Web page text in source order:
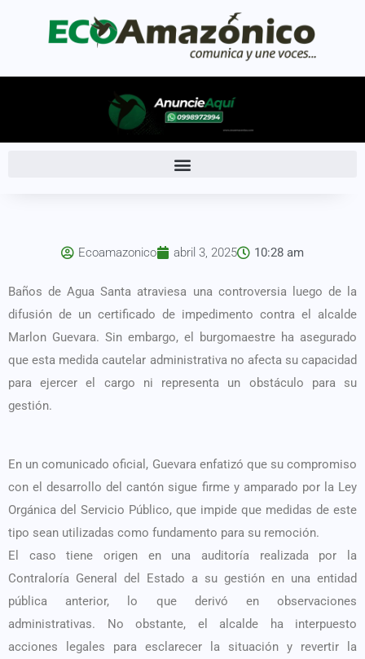
Ecoamazonico abril 3, 2025 10:28 am
Baños de Agua Santa atraviesa una controversia luego de la
difusión de un certificado de impedimento contra el alcalde
Marlon Guevara. Sin embargo, el burgomaestre ha asegurado
que esta medida cautelar administrativa no afecta su capacidad
para ejercer el cargo ni representa un obstáculo para su
gestión.
En un comunicado oficial, Guevara enfatizó que su compromiso
con el desarrollo del cantón sigue firme y amparado por la Ley
Orgánica del Servicio Público, que impide que medidas de este
tipo sean utilizadas como fundamento para su remoción.
El caso tiene origen en una auditoría realizada por la
Contraloría General del Estado a su gestión en una entidad
pública anterior, lo que derivó en observaciones
administrativas. No obstante, el alcalde ha interpuesto
acciones legales para esclarecer la situación y revertir la